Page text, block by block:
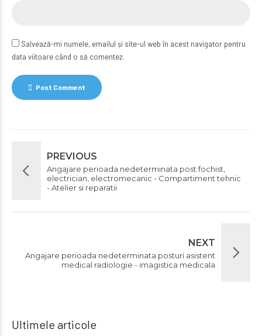
Salvează-mi numele, emailul și site-ul web în acest navigator pentru
data viitoare când o să comentez.
Post Comment
PREVIOUS
Angajare perioada nedeterminata post fochist,
electrician, electromecanic - Compartiment tehnic
- Atelier si reparatii
NEXT
Angajare perioada nedeterminata posturi asistent
medical radiologie - imagistica medicala
Ultimele articole